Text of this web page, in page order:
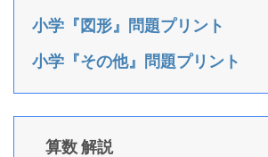
小学『図形』問題プリント
小学『その他』問題プリント
算数 解説